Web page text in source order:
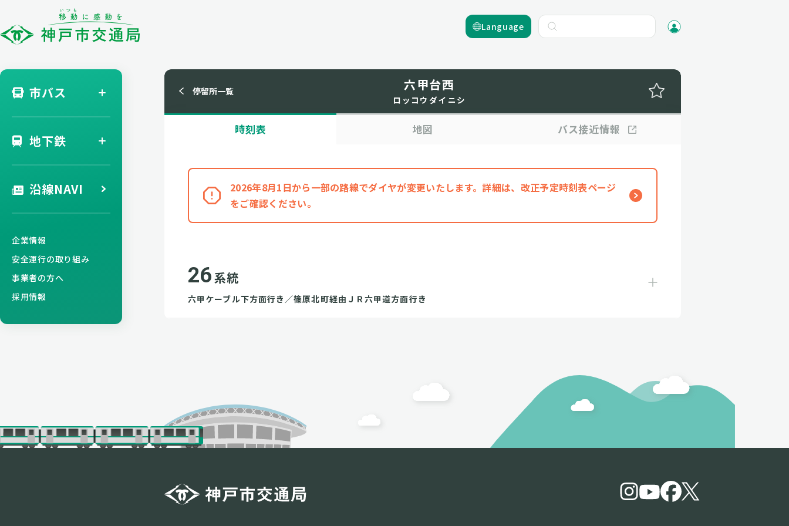
Language
市バス
地下鉄
沿線NAVI
企業情報
安全運行の取り組み
事業者の方へ
採用情報
停留所一覧 六甲台西
ロッコウダイニシ
時刻表 地図 バス接近情報
2026年8月1日から一部の路線でダイヤが変更いたします。詳細は、改正予定時刻表ページ
をご確認ください。
26系統
六甲ケーブル下方面行き／篠原北町経由ＪＲ六甲道方面行き